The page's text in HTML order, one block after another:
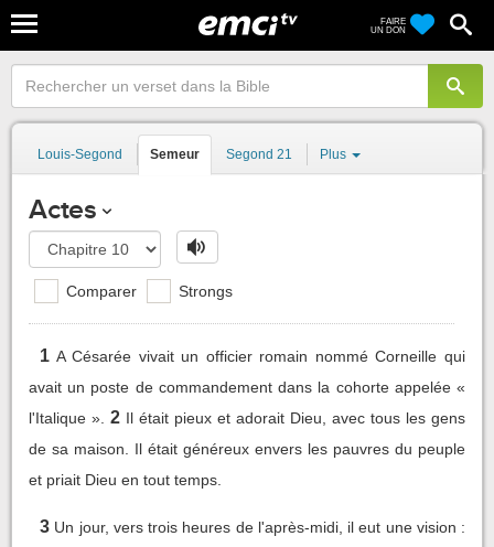
FAIRE
UN DON
Louis-Segond Semeur Segond 21 Plus
Actes
Comparer Strongs
1 A Césarée vivait un officier romain nommé Corneille qui
avait un poste de commandement dans la cohorte appelée «
l'Italique ». 2 Il était pieux et adorait Dieu, avec tous les gens
de sa maison. Il était généreux envers les pauvres du peuple
et priait Dieu en tout temps.
3 Un jour, vers trois heures de l'après-midi, il eut une vision :